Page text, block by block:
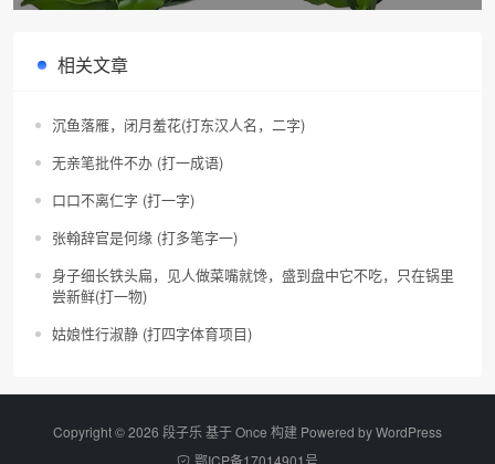
相关文章
沉鱼落雁，闭月羞花(打东汉人名，二字)
无亲笔批件不办 (打一成语)
口口不离仁字 (打一字)
张翰辞官是何缘 (打多笔字一)
身子细长铁头扁，见人做菜嘴就馋，盛到盘中它不吃，只在锅里
尝新鲜(打一物)
姑娘性行淑静 (打四字体育项目)
Copyright © 2026 段子乐 基于 Once 构建 Powered byWordPress
鄂ICP备17014901号